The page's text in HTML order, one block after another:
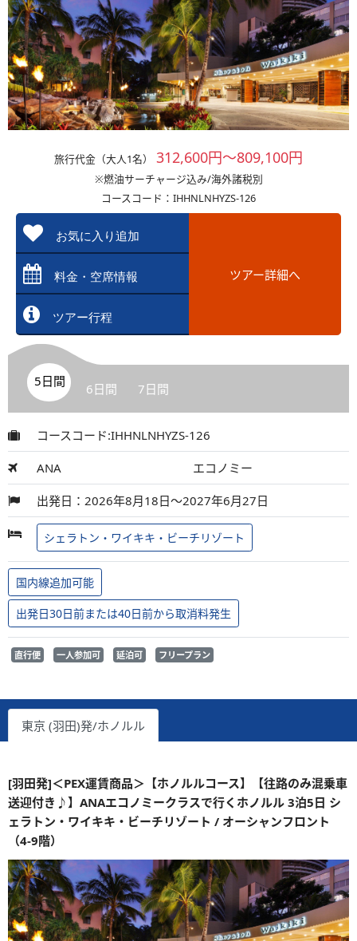
旅行代金（大人1名） 312,600円～809,100円
※燃油サーチャージ込み/海外諸税別
コースコード：IHHNLNHYZS-126
お気に入り追加
料金・空席情報
ツアー行程
ツアー詳細へ
5日間 6日間 7日間
コースコード:IHHNLNHYZS-126
ANA エコノミー
出発日：2026年8月18日～2027年6月27日
シェラトン・ワイキキ・ビーチリゾート
国内線追加可能
出発日30日前または40日前から取消料発生
直行便 一人参加可 延泊可 フリープラン
東京 (羽田)発/ホノルル
[羽田発]＜PEX運賃商品＞【ホノルルコース】【往路のみ混乗車
送迎付き♪】ANAエコノミークラスで行くホノルル 3泊5日 シ
ェラトン・ワイキキ・ビーチリゾート / オーシャンフロント
（4-9階）